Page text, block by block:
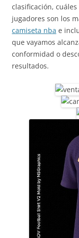
clasificación,
jugadores son los
camiseta nba e
que vayamos
conformidad o
resultados.